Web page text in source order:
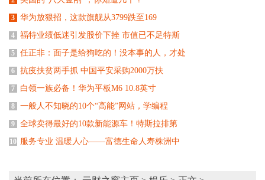
3 华为放狠招，这款旗舰从3799跌至169
4 福特业绩低迷引发股价下挫 市值已不足特斯
5 任正非：面子是给狗吃的！没本事的人，才处
6 抗疫扶贫两手抓 中国平安采购2000万扶
7 白领一族必备！华为平板M6 10.8英寸
8 一般人不知晓的10个“高能”网站，学编程
9 全球卖得最好的10款新能源车！特斯拉排第
10 服务专业 温暖人心——富德生命人寿株洲中